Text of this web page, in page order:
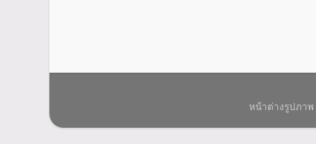
หน้าต่างรูปภา